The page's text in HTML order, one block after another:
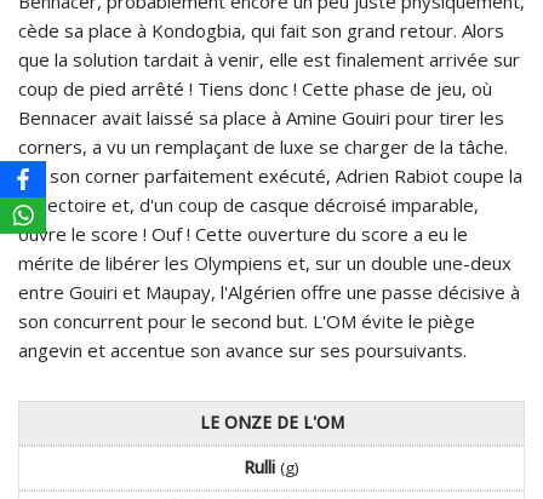
cède sa place à Kondogbia, qui fait son grand retour. Alors
que la solution tardait à venir, elle est finalement arrivée sur
coup de pied arrêté ! Tiens donc ! Cette phase de jeu, où
Bennacer avait laissé sa place à Amine Gouiri pour tirer les
corners, a vu un remplaçant de luxe se charger de la tâche.
Sur son corner parfaitement exécuté, Adrien Rabiot coupe la
trajectoire et, d'un coup de casque décroisé imparable,
ouvre le score ! Ouf ! Cette ouverture du score a eu le
mérite de libérer les Olympiens et, sur un double une-deux
entre Gouiri et Maupay, l'Algérien offre une passe décisive à
son concurrent pour le second but. L'OM évite le piège
angevin et accentue son avance sur ses poursuivants.
LE ONZE DE L'OM
Rulli (g)